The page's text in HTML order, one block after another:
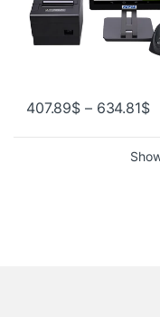
407.89$ – 634.81$